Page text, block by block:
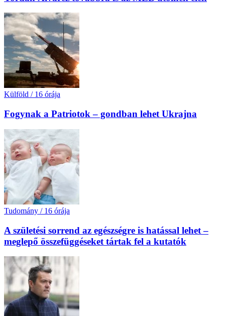
Külföld / 16 órája
Fogynak a Patriotok – gondban lehet Ukrajna
Tudomány / 16 órája
A születési sorrend az egészségre is hatással lehet –
meglepő összefüggéseket tártak fel a kutatók